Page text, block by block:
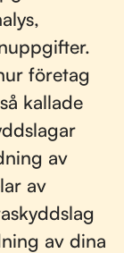
företag
kallade
av
av
av dina